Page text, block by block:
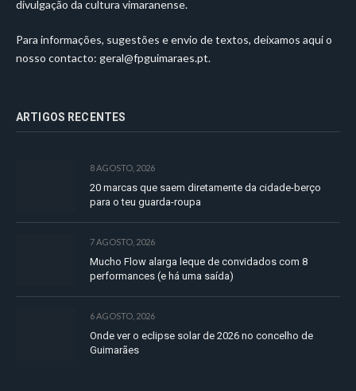
divulgação da cultura vimaranense.
Para informações, sugestões e envio de textos, deixamos aqui o
nosso contacto: geral@fpguimaraes.pt.
ARTIGOS RECENTES
8 AGOSTO, 2026
20 marcas que saem diretamente da cidade-berço
para o teu guarda-roupa
7 AGOSTO, 2026
Mucho Flow alarga leque de convidados com 8
performances (e há uma saída)
6 AGOSTO, 2026
Onde ver o eclipse solar de 2026 no concelho de
Guimarães